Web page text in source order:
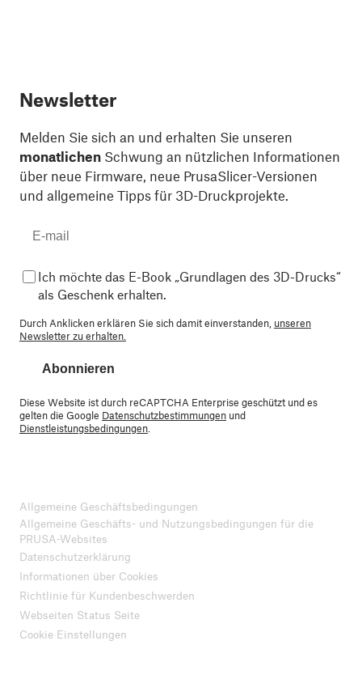
Newsletter
Melden Sie sich an und erhalten Sie unseren
monatlichen Schwung an nützlichen Informationen
über neue Firmware, neue PrusaSlicer-Versionen
und allgemeine Tipps für 3D-Druckprojekte.
Ich möchte das E-Book „Grundlagen des 3D-Drucks“
als Geschenk erhalten.
Durch Anklicken erklären Sie sich damit einverstanden, unseren
Newsletter zu erhalten.
Abonnieren
Diese Website ist durch reCAPTCHA Enterprise geschützt und es
gelten die Google Datenschutzbestimmungen und
Dienstleistungsbedingungen
Allgemeine Geschäftsbedingungen
Allgemeine Geschäfts- und Nutzungsbedingungen für die
PRUSA-Websites
Datenschutzerklärung
Informationen über Cookies
Richtlinie für Kundenbeschwerden
Webseiten Status Seite
Cookie Einstellungen